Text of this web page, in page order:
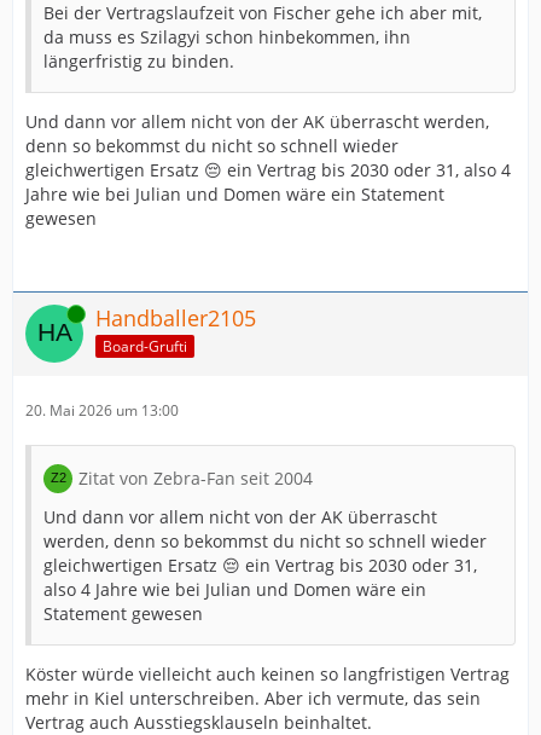
Bei der Vertragslaufzeit von Fischer gehe ich aber mit,
da muss es Szilagyi schon hinbekommen, ihn
längerfristig zu binden.
Und dann vor allem nicht von der AK überrascht werden,
denn so bekommst du nicht so schnell wieder
gleichwertigen Ersatz 😔 ein Vertrag bis 2030 oder 31, also 4
Jahre wie bei Julian und Domen wäre ein Statement
gewesen
Online Handballer2105
Board-Grufti
20. Mai 2026 um 13:00
Zitat von Zebra-Fan seit 2004
Und dann vor allem nicht von der AK überrascht
werden, denn so bekommst du nicht so schnell wieder
gleichwertigen Ersatz 😔 ein Vertrag bis 2030 oder 31,
also 4 Jahre wie bei Julian und Domen wäre ein
Statement gewesen
Köster würde vielleicht auch keinen so langfristigen Vertrag
mehr in Kiel unterschreiben. Aber ich vermute, das sein
Vertrag auch Ausstiegsklauseln beinhaltet.